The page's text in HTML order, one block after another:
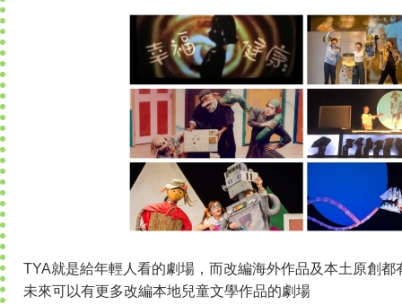
TYA就是給年輕人看的劇場，而改編海外作品及本土原創
未來可以有更多改編本地兒童文學作品的劇場